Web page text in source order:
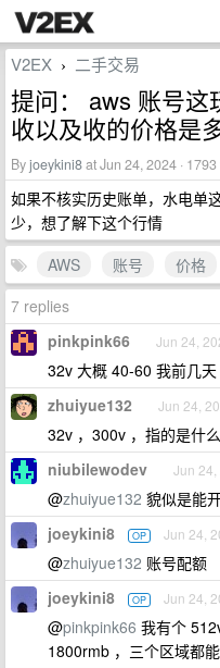
V2EX › 二手交易
提问： aws 账号这
收以及收的价格是
Byjoeykini8at Jun 24, 2024 ·
如果不核实历史账单，水电单
少，想了解下这个行情
AWS
账号
价格
7 replies
pinkpink66 Jun 24,
32v 大概 40-60 我前几
zhuiyue132 Jun 24,
32v ，300v ，指的是什么
niubilewodev Jun 24,
@zhuiyue132 貌似是能
joeykini8 OP Jun 24,
@zhuiyue132 账号配额
joeykini8 OP Jun 24,
@pinkpink66 我有个
1800rmb ，三个区域都